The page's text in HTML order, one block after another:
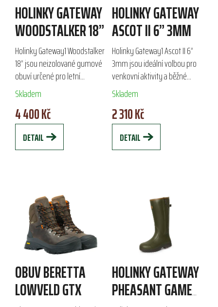
HOLINKY GATEWAY
WOODSTALKER 18”
Holinky Gateway1 Woodstalker
18” jsou neizolované gumové
obuví určené pro letní
outdoorové aktivity. Navrženy
pro myslivce a přírodní
nadšence, poskytují vynikající
pohodlí,...
Skladem
4 400 Kč
DETAIL
HOLINKY GATEWAY
ASCOT II 6” 3MM
Holinky Gateway1 Ascot II 6”
3mm jsou ideální volbou pro
venkovní aktivity a běžné
nošení. Vyznačují se kvalitním
zpracováním, tlumením
nárazů a neklouzavou
podrážkou, což...
Skladem
2 310 Kč
DETAIL
OBUV BERETTA
LOWVELD GTX
HOLINKY GATEWAY
PHEASANT GAME